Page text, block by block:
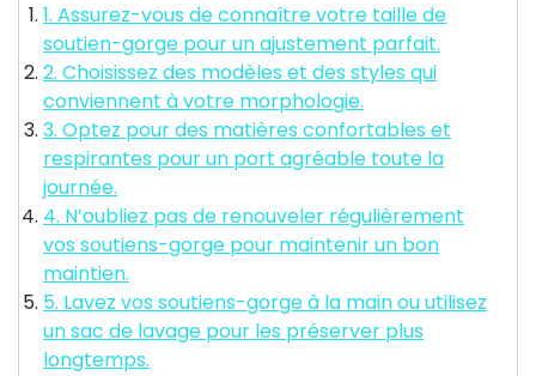
1. Assurez-vous de connaître votre taille de
soutien-gorge pour un ajustement parfait.
2. Choisissez des modèles et des styles qui
conviennent à votre morphologie.
3. Optez pour des matières confortables et
respirantes pour un port agréable toute la
journée.
4. N’oubliez pas de renouveler régulièrement
vos soutiens-gorge pour maintenir un bon
maintien.
5. Lavez vos soutiens-gorge à la main ou utilisez
un sac de lavage pour les préserver plus
longtemps.